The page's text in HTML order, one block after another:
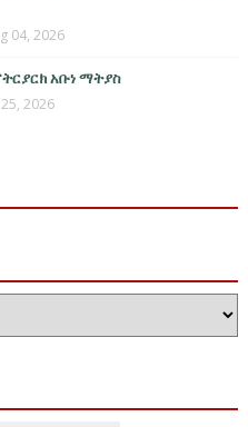
04, 2026
አቡነ ማትያስ
25, 2026